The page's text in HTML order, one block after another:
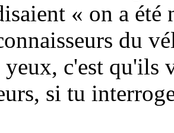
« on a
du
yeux, c'est qu'ils
si tu